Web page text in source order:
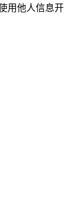
用他人信息开